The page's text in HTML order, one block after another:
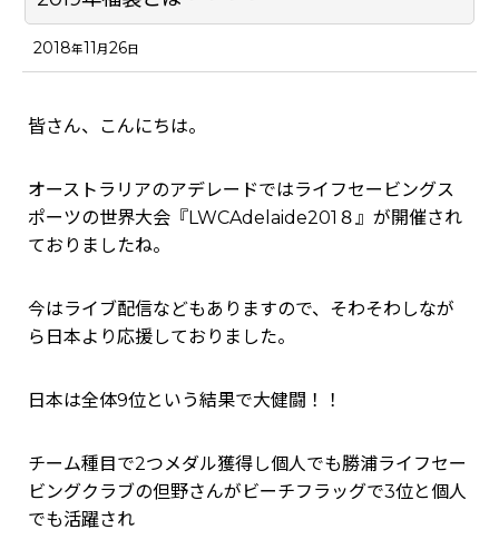
2018年11月26日
皆さん、こんにちは。
オーストラリアのアデレードではライフセービングス
ポーツの世界大会『LWCAdelaide201８』が開催され
ておりましたね。
今はライブ配信などもありますので、そわそわしなが
ら日本より応援しておりました。
日本は全体9位という結果で大健闘！！
チーム種目で2つメダル獲得し個人でも勝浦ライフセー
ビングクラブの但野さんがビーチフラッグで3位と個人
でも活躍され